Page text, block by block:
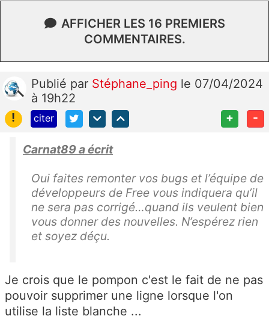
AFFICHER LES 16 PREMIERS
COMMENTAIRES.
Publié par Stéphane_ping le 07/04/2024
à 19h22
!
citer + -
Carnat89 a écrit
Oui faites remonter vos bugs et l’équipe de
développeurs de Free vous indiquera qu’il
ne sera pas corrigé…quand ils veulent bien
vous donner des nouvelles. N’espérez rien
et soyez déçu.
Je crois que le pompon c'est le fait de ne pas
pouvoir supprimer une ligne lorsque l'on
utilise la liste blanche ...